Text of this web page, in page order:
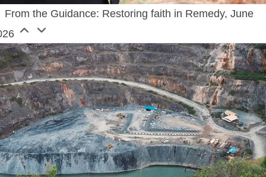
From the Guidance: Restoring faith in Remedy, June